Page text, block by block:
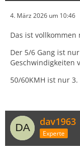
4. März 2026 um 10:46
Das ist vollkommen
Der 5/6 Gang ist
Geschwindigkeiten
50/60KMH ist nur
dav1963
Experte